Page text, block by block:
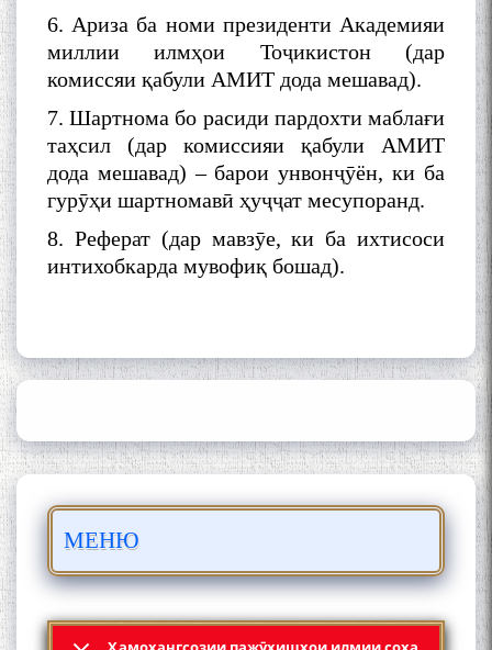
6. Ариза ба номи президенти Академияи
миллии илмҳои Тоҷикистон (дар
комиссяи қабули АМИТ дода мешавад).
7. Шартнома бо расиди пардохти маблағи
таҳсил (дар комиссияи қабули АМИТ
дода мешавад) – барои унвонҷӯён, ки ба
гурӯҳи шартномавӣ ҳуҷҷат месупоранд.
8. Реферат (дар мавзӯе, ки ба ихтисоси
интихобкарда мувофиқ бошад).
МЕНЮ
Сайри Дарвоз бо Мӯъмин
Қаноат: Чанор ҳам "гап"
мезанад
ШАРҲИ МУЛОҚОТ БО АҲЛИ
ИЛМҲОИ ТОҶИКИСТОН
БО 4 000 000 СОМОНӢ
МӮЪМИН ҚАНОАТ СОХТА